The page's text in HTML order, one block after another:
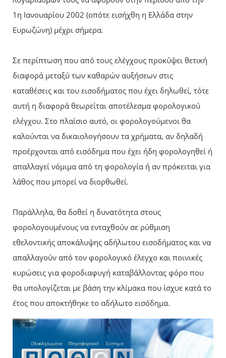
1η Ιανουαρίου 2002 (οπότε εισήχθη η Ελλάδα στην
Ευρωζώνη) μέχρι σήμερα.
Σε περίπτωση που από τους ελέγχους προκύψει θετική
διαφορά μεταξύ των καθαρών αυξήσεων στις
καταθέσεις και του εισοδήματος που έχει δηλωθεί, τότε
αυτή η διαφορά θεωρείται αποτέλεσμα φορολογικού
ελέγχου. Στο πλαίσιο αυτό, οι φορολογούμενοι θα
καλούνται να δικαιολογήσουν τα χρήματα, αν δηλαδή
προέρχονται από εισόδημα που έχει ήδη φορολογηθεί ή
απαλλαγεί νόμιμα από τη φορολογία ή αν πρόκειται για
λάθος που μπορεί να διορθωθεί.
Παράλληλα, θα δοθεί η δυνατότητα στους
φορολογουμένους να ενταχθούν σε ρύθμιση
εθελοντικής αποκάλυψης αδήλωτου εισοδήματος και να
απαλλαγούν από τον φορολογικό έλεγχο και ποινικές
κυρώσεις για φοροδιαφυγή καταβάλλοντας φόρο που
θα υπολογίζεται με βάση την κλίμακα που ίσχυε κατά το
έτος που αποκτήθηκε το αδήλωτο εισόδημα.